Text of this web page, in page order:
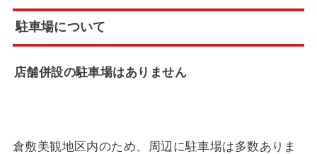
駐車場について
店舗併設の駐車場はありません
倉敷美観地区内のため、周辺に駐車場は多数ありま